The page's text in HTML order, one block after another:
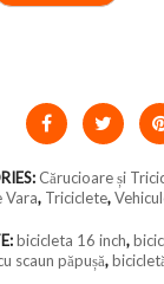
Cărucioare și
Vara, Triciclete,
bicicleta 16 inch,
scaun păpușă,